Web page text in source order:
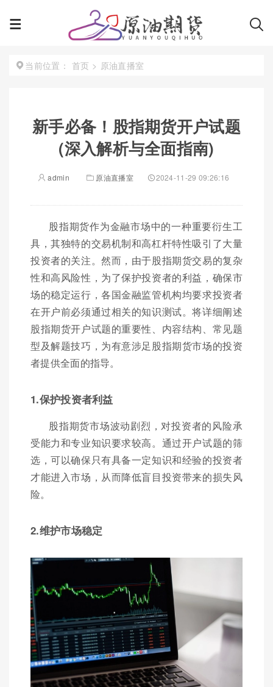
当前位置： 首页 > 原油直播室
新手必备！股指期货开户试题
(深入解析与全面指南)
admin 原油直播室 2024-11-29 09:26:16
股指期货作为金融市场中的一种重要衍生工
具，其独特的交易机制和高杠杆特性吸引了大量
投资者的关注。然而，由于股指期货交易的复杂
性和高风险性，为了保护投资者的利益，确保市
场的稳定运行，各国金融监管机构均要求投资者
在开户前必须通过相关的知识测试。将详细阐述
股指期货开户试题的重要性、内容结构、常见题
型及解题技巧，为有意涉足股指期货市场的投资
者提供全面的指导。
1.保护投资者利益
股指期货市场波动剧烈，对投资者的风险承
受能力和专业知识要求较高。通过开户试题的筛
选，可以确保只有具备一定知识和经验的投资者
才能进入市场，从而降低盲目投资带来的损失风
险。
2.维护市场稳定